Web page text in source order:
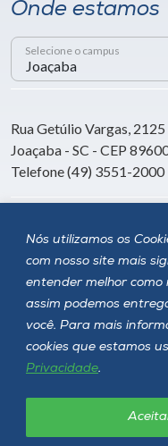
Nós utilizamos os
com nosso site mais
entender melhor como
assim podemos
você. Para mais
cookies que estamos
Privacidade.
Onde estamos
Selecione o campus
Rua Getúlio Vargas,
Joaçaba - SC - CEP
Telefone (49) 3551-2000
Siga a Unoesc
Política de privacidade